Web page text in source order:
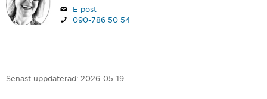
E-post
090-786 50 54
Senast uppdaterad: 2026-05-19